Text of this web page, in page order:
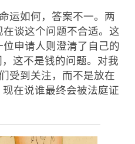
运如何，答案不一。两
谈这个问题不合适。这
申请人则澄清了自己的
这不是钱的问题。对我
受到关注，而不是放在
在说谁最终会被法庭证